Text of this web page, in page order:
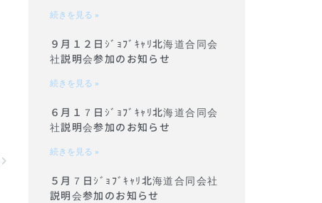
続きを見る »
９月１２日ｼﾞｮﾌﾞｷｬﾘ北海道合同会
社説明会参加のお知らせ
続きを見る »
６月１７日ｼﾞｮﾌﾞｷｬﾘ北海道合同会
社説明会参加のお知らせ
続きを見る »
５月７日ｼﾞｮﾌﾞｷｬﾘ北海道合同会社
説明会参加のお知らせ